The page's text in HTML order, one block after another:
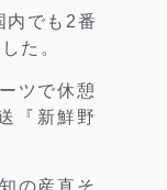
内でも2番
た。
ツで休憩
『新鮮野
の産直そ